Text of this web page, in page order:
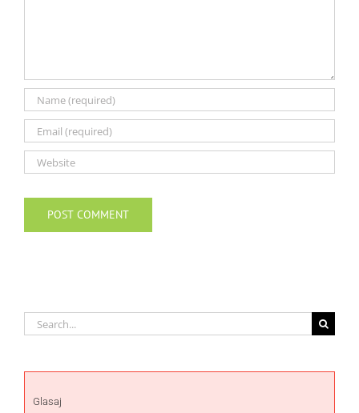
Search
for:
Glasaj